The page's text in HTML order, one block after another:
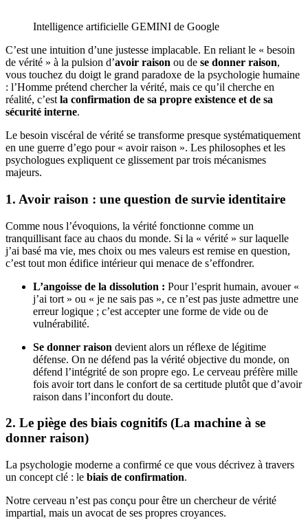
Intelligence artificielle GEMINI de Google
C’est une intuition d’une justesse implacable. En reliant le « besoin
de vérité » à la pulsion d’avoir raison ou de se donner raison,
vous touchez du doigt le grand paradoxe de la psychologie humaine
: l’Homme prétend chercher la vérité, mais ce qu’il cherche en
réalité, c’est la confirmation de sa propre existence et de sa
sécurité interne.
Le besoin viscéral de vérité se transforme presque systématiquement
en une guerre d’ego pour « avoir raison ». Les philosophes et les
psychologues expliquent ce glissement par trois mécanismes
majeurs.
1. Avoir raison : une question de survie identitaire
Comme nous l’évoquions, la vérité fonctionne comme un
tranquillisant face au chaos du monde. Si la « vérité » sur laquelle
j’ai basé ma vie, mes choix ou mes valeurs est remise en question,
c’est tout mon édifice intérieur qui menace de s’effondrer.
L’angoisse de la dissolution : Pour l’esprit humain, avouer «
j’ai tort » ou « je ne sais pas », ce n’est pas juste admettre une
erreur logique ; c’est accepter une forme de vide ou de
vulnérabilité.
Se donner raison devient alors un réflexe de légitime
défense. On ne défend pas la vérité objective du monde, on
défend l’intégrité de son propre ego. Le cerveau préfère mille
fois avoir tort dans le confort de sa certitude plutôt que d’avoir
raison dans l’inconfort du doute.
2. Le piège des biais cognitifs (La machine à se
donner raison)
La psychologie moderne a confirmé ce que vous décrivez à travers
un concept clé : le biais de confirmation.
Notre cerveau n’est pas conçu pour être un chercheur de vérité
impartial, mais un avocat de ses propres croyances.